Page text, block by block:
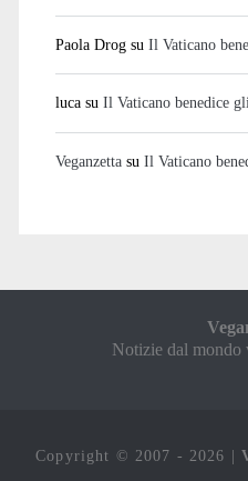
Paola Drogsu Il Vaticano
lucasu Il Vaticano benedice
Veganzettasu Il Vaticano
Notizie dal mondo
Copyright © 2007 - 2026 |